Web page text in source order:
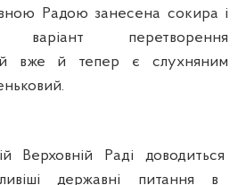
Радою занесена сокира і
варіант перетворення
вже й тепер є слухняним
Раді доводиться
державні питання в